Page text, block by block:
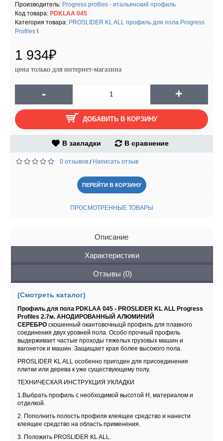
Производитель: Progress profiles - итальянский профиль
Код товара: PDKLAA 045
Категория товара: PROSLIDER KL ALL профиль для пола Progress
Profiles \
1 934₽
цена только для интернет-магазина
- +
ДОБАВИТЬ В КОРЗИНУ
В закладки В сравнение
0 отзывов / Написать отзыв
ПЕРЕЙТИ В КОРЗИНУ
ПРОСМОТРЕННЫЕ ТОВАРЫ
Описание
Характеристики
Отзывы (0)
(Смотреть каталог)
Профиль для пола PDKLAA 045 - PROSLIDER KL ALL Progress
Profiles 2.7м. АНОДИРОВАННЫЙ АЛЮМИНИЙ
СЕРЕБРО скошенный окантовочныцй профиль для плавного
соединения двух уровней пола. Особо прочный профиль
выдерживает частые проходы тяжелых грузовых машин и
вагонеток и машин. Защищает края более высокого пола.
PROSLIDER KL ALL особенно пригоден для присоединения
плитки или дерева к уже существующему полу.
ТЕХНИЧЕСКАЯ ИНСТРУКЦИЯ УКЛАДКИ
1.Выбрать профиль с необходимой высотой H, материалом и
отделкой.
2. Пополнить полость профиля клеящее средство и нанести
клеящее средство на область применения.
3. Положить PROSLIDER KL ALL.